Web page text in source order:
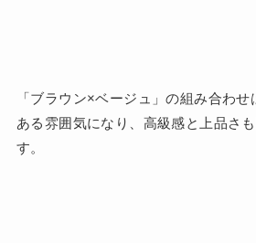
「ブラウン×ベージュ」の組み合わ
ある雰囲気になり、高級感と上品さ
す。